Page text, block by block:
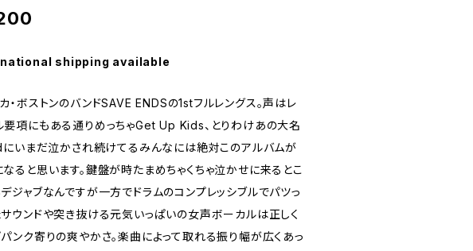
shipping available
・ボストンのバンドSAVE ENDSの1stフルレングス。声はレ
要項にもある通りめっちゃGet Up Kids、とりわけあの大名
いまだ泣かされ続けてるみんなには絶対このアルバムが
ると思います。鍵盤が時たまめちゃくちゃ泣かせに来るとこ
ジャブなんですが一方でドラムのコンプレッシブルでパツっ
サウンドや突き抜ける元気いっぱいの女声ボーカルは正しく
ンク寄りの爽やかさ。楽曲によって取れる振り幅が広くあっ